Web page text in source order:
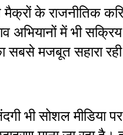
मैक्रों के राजनीतिक
अभियानों में भी
सबसे मजबूत सहारा
भी सोशल मीडिया